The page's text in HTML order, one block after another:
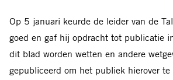
Op 5 januari keurde de leider van de
goed en gaf hij opdracht tot publicatie
dit blad worden wetten en andere
gepubliceerd om het publiek hierover